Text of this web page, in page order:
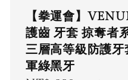
【拳運會】
護齒 牙套 掠奪者
三層高等級防護牙
軍綠黑牙